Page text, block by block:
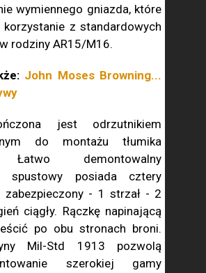
wymiennego gniazda, które
korzystanie z standardowych
rodziny AR15/M16.
John Moses Browning...
jest odrzutnikiem
do montażu tłumika
Łatwo demontowalny
spustowy posiada cztery
zabezpieczony - 1 strzał - 2
ciągły. Rączkę napinającą
po obu stronach broni.
Mil-Std 1913 pozwolą
szerokiej gamy